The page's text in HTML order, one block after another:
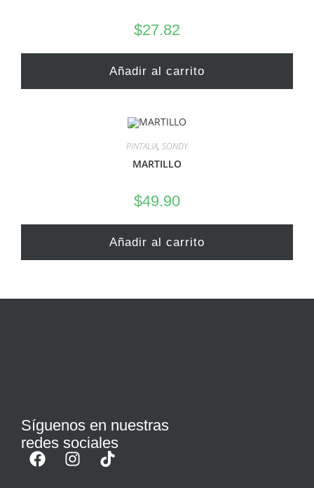
$27.82
Añadir al carrito
PINTALIA, SONDY
MARTILLO
$49.90
Añadir al carrito
Síguenos en nuestras
redes sociales